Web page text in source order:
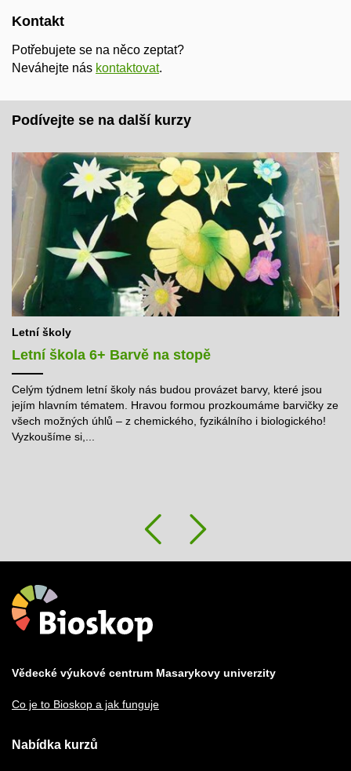
Kontakt
Potřebujete se na něco zeptat?
Neváhejte nás kontaktovat.
Podívejte se na další kurzy
Letní školy
Letní škola 6+ Barvě na stopě
Celým týdnem letní školy nás budou provázet barvy, které jsou
jejím hlavním tématem. Hravou formou prozkoumáme barvičky ze
všech možných úhlů – z chemického, fyzikálního i biologického!
Vyzkoušíme si,...
Předchozí
Vědecké výukové centrum Masarykovy univerzity
Co je to Bioskop a jak funguje
Nabídka kurzů